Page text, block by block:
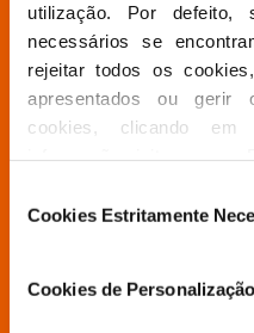
utilização. Por defeito,
necessários se
rejeitar todos os
apresentados ou gerir
cookies, clicando em
deCookies Estritamente
Cookies de Personalização
Grupo